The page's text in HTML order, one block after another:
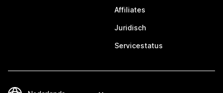
Affiliates
Juridisch
Servicestatus